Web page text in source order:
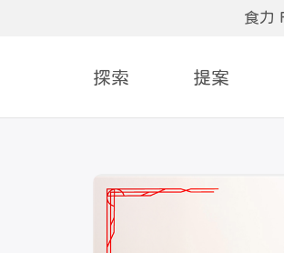
食力
探索 提案